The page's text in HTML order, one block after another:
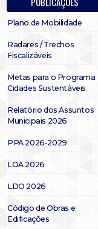
Plano de Mobilidade
Radares / Trechos
Fiscalizáveis
Metas para o Programa
Cidades Sustentáveis
Relatório dos Assuntos
Municipais 2026
PPA 2026-2029
LOA 2026
LDO 2026
Código de Obras e
Edificações